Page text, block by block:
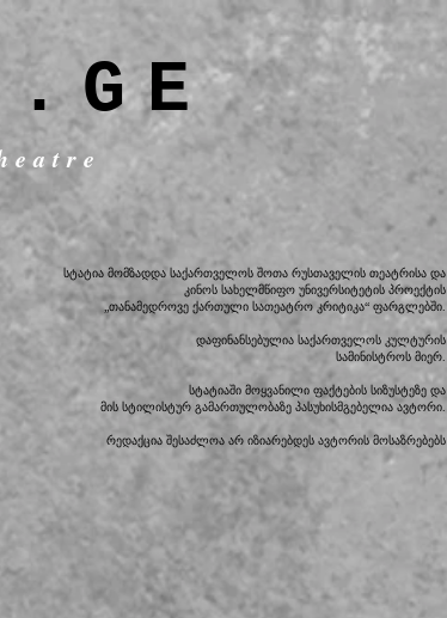
სტატია მომზადდა საქართველოს შოთა რუსთაველის თეატრისა და
კინოს სახელმწიფო უნივერსიტეტის პროექტის
„თანამედროვე ქართული სათეატრო კრიტიკა“ ფარგლებში.
დაფინანსებულია საქართველოს კულტურის
სამინისტროს მიერ.
სტატიაში მოყვანილი ფაქტების სიზუსტეზე და
მის სტილისტურ გამართულობაზე პასუხისმგებელია ავტორი.
რედაქცია შესაძლოა არ იზიარებდეს ავტორის მოსაზრებებს